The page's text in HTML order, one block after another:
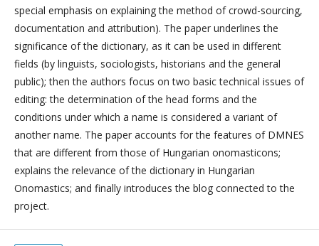
special emphasis on explaining the method of crowd-sourcing,
documentation and attribution). The paper underlines the
significance of the dictionary, as it can be used in different
fields (by linguists, sociologists, historians and the general
public); then the authors focus on two basic technical issues of
editing: the determination of the head forms and the
conditions under which a name is considered a variant of
another name. The paper accounts for the features of DMNES
that are different from those of Hungarian onomasticons;
explains the relevance of the dictionary in Hungarian
Onomastics; and finally introduces the blog connected to the
project.